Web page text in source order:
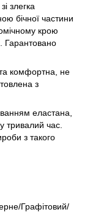
злегка
бічної частини
крою
Гарантовано
комфортна, не
з
еластана,
тривалий час.
з такого
Графітовий/